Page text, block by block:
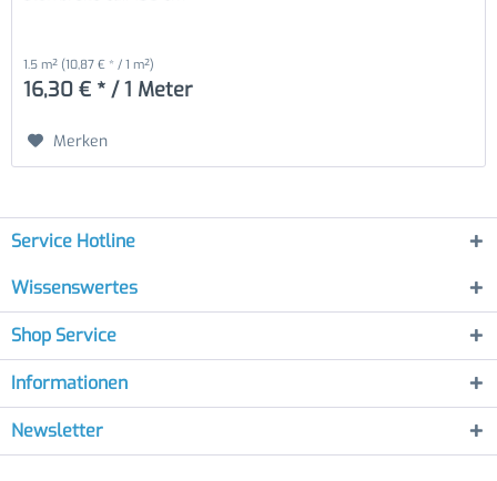
1.5 m² (10,87 € * / 1 m²)
16,30 € * / 1 Meter
Merken
Service Hotline
Wissenswertes
Shop Service
Informationen
Newsletter